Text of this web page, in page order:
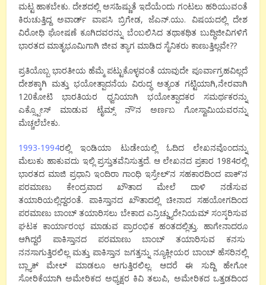
ಮಟ್ಟ ಹಾಕಬೇಕು. ದೇಶದಲ್ಲಿ ಅಸಹಿಷ್ಣುತೆ ಇದೆಯೆಂದು ಗಂಟಲು ಹರಿಯುವಂತೆ
ಕಿರುಚುತ್ತಿದ್ದ ಅವಾರ್ಡ್ ವಾಪಸಿ ಬ್ರಿಗೇಡ, ಜೆಎನ್.ಯು. ವಿಷಯದಲ್ಲಿ ದೇಶ
ವಿರೋಧಿ ಘೋಷಣೆ ಕೂಗಿದವರನ್ನು ಬೆಂಬಲಿಸಿದ ತಥಾಕಥಿತ ಬುದ್ಧಿಜೀವಿಗಳಿಗೆ
ಭಾರತದ ಮಾತೃಭೂಮಿಗಾಗಿ ಜೀವ ತ್ಯಾಗ ಮಾಡಿದ ಸೈನಿಕರು ಕಾಣುತ್ತಿಲ್ಲವೇ??
ಪ್ರತಿಯೊಬ್ಬ ಭಾರತೀಯ ಹೆಮ್ಮೆ ಪಟ್ಟುಕೊಳ್ಳವಂತೆ ಯಾವುದೇ ಪೂರ್ವಾಗ್ರಹವಿಲ್ಲದೆ
ದೇಶಕ್ಕಾಗಿ ಮತ್ತು ಭಯೋತ್ಪಾದನೆಯ ವಿರುದ್ಧ ಅತ್ಯಂತ ಗಟ್ಟಿಯಾಗಿ,ನೇರವಾಗಿ
120ಕೋಟಿ ಭಾರತಿಯರ ಧ್ವನಿಯಾಗಿ ಭಯೋತ್ಪಾದಕರ ಸಮರ್ಥಕರನ್ನು
ಎಕ್ಸ್ಪೋಸ್ ಮಾಡುವ ಟೈಮ್ಸ್ ನೌ’ನ ಅರ್ಣಬ ಗೋಸ್ವಾಮಿಯವರನ್ನು
ಮೆಚ್ಚಲೆಬೇಕು.
1993-1994ರಲ್ಲಿ ಇಂಡಿಯಾ ಟುಡೇಯಲ್ಲಿ ಓದಿದ ಲೇಖನವೊಂದನ್ನು
ಮೆಲುಕು ಹಾಕುವದು ಇಲ್ಲಿ ಪ್ರಸ್ತುತವೆನಿಸುತ್ತದೆ. ಆ ಲೇಖನದ ಪ್ರಕಾರ 1984ರಲ್ಲಿ
ಭಾರತದ ಮಾಜಿ ಪ್ರಧಾನಿ ಇಂದಿರಾ ಗಾಂಧಿ ಇಸ್ರೇಲ್’ನ ಸಹಕಾರದಿಂದ ಪಾಕ್’ನ
ಪರಮಾಣು ಕೇಂದ್ರವಾದ ಖೌತಾದ ಮೇಲೆ ದಾಳಿ ನಡೆಸುವ
ತಯಾರಿಯಲ್ಲಿದ್ದರಂತೆ. ಪಾಕಿಸ್ತಾನದ ಖೌತಾದಲ್ಲಿ ಚೀನಾದ ಸಹಯೋಗದಿಂದ
ಪರಮಾಣು ಬಾಂಬ್ ತಯಾರಿಸಲು ಬೇಕಾದ ಎನ್ರಿಚ್ಡ್ಯುರೇನಿಯಮ್ ಸ೦ಸ್ಕರಿಸುವ
ಘಟಕ ಕಾರ್ಯಾರಂಭ ಮಾಡುವ ಪ್ರಾರಂಭಿಕ ಹಂತದಲ್ಲಿತ್ತು. ಹಾಗೇನಾದರೂ
ಆಗಿದ್ದರೆ ಪಾಕಿಸ್ತಾನದ ಪರಮಾಣು ಬಾಂಬ್ ತಯಾರಿಸುವ ಕನಸು
ನನಸಾಗುತ್ತಿರಲಿಲ್ಲ ಮತ್ತು ಪಾಕಿಸ್ತಾನ ಜಗತ್ತನ್ನು ನ್ಯೂಕ್ಲೀಯರ ಬಾಂಬ್ ಹೆಸರಿನಲ್ಲಿ
ಬ್ಲ್ಯಾಕ್ ಮೇಲ್ ಮಾಡಲೂ ಆಗುತ್ತಿರಲಿಲ್ಲ. ಆದರೆ ಈ ಸುದ್ದಿ ಹೇಗೋ
ಸೋರಿಕೆಯಾಗಿ ಅಮೇರಿಕದ ಅಧ್ಯಕ್ಷರ ಕಿವಿ ತಲುಪಿ, ಅಮೇರಿಕದ ಒತ್ತಡದಿಂದ